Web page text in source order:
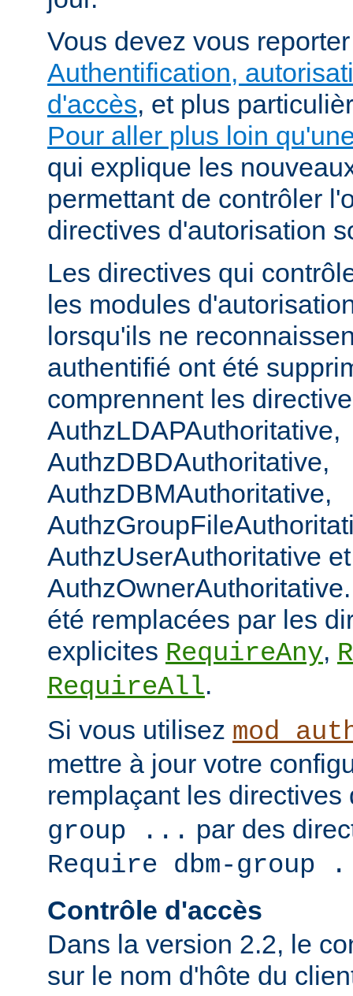
Vous devez vous
Authentification,
d'accès, et plus
Pour aller plus loin
qui explique les
permettant de contrôler
directives d'autorisation
Les directives qui
les modules
lorsqu'ils ne
authentifié ont été
comprennent les
AuthzLDAPAuthoritative,
AuthzDBDAuthoritative,
AuthzDBMAuthoritative,
AuthzUserAuthoritative et
été remplacées par les
explicites RequireAny,
RequireAll.
Si vous utilisez
mettre à jour votre
remplaçant les
group ... par des
Require dbm-group
Contrôle d'accès
Dans la version 2.2, le
sur le nom d'hôte du